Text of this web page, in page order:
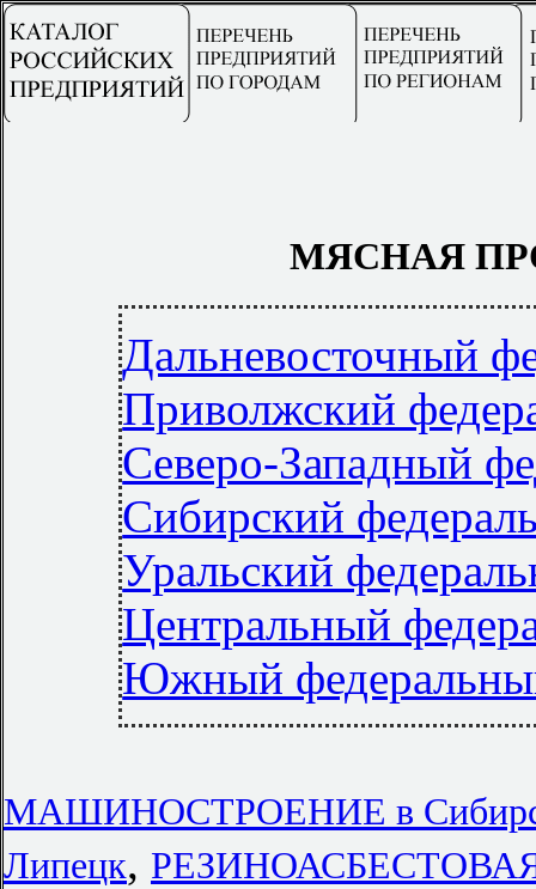
МЯСНАЯ
Дальневосточный
Приволжский
Северо-Западный
Сибирский
Уральский
Центральный
Южный
МАШИНОСТРОЕНИЕ в
Липецк,